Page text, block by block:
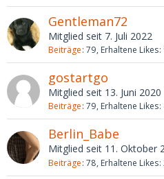
Gentleman72
Mitglied seit 7. Juli 2022
Beiträge 79 Erhaltene Likes
gostartgo
Mitglied seit 13. Juni 2020
Beiträge 79 Erhaltene Likes
Berlin_Babe
Mitglied seit 11. Oktober
Beiträge 78 Erhaltene Likes